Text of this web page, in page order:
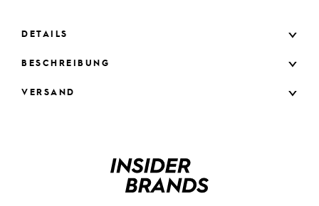
DETAILS
BESCHREIBUNG
VERSAND